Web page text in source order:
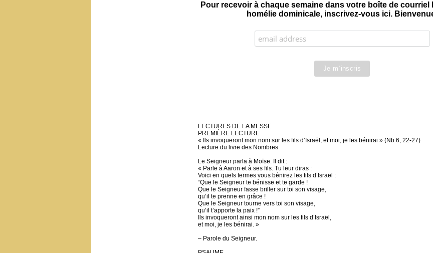
Pour recevoir à chaque semaine dans votre boîte de courriel
homélie dominicale, inscrivez-vous ici.
LECTURES DE LA MESSE
PREMIÈRE LECTURE
« Ils invoqueront mon nom sur les fils d’Israël, et moi, je les bénirai » (Nb 6, 22-27)
Lecture du livre des Nombres
Le Seigneur parla à Moïse. Il dit :
« Parle à Aaron et à ses fils. Tu leur diras :
Voici en quels termes vous bénirez les fils d’Israël :
“Que le Seigneur te bénisse et te garde !
Que le Seigneur fasse briller sur toi son visage,
qu’il te prenne en grâce !
Que le Seigneur tourne vers toi son visage,
qu’il t’apporte la paix !”
Ils invoqueront ainsi mon nom sur les fils d’Israël,
et moi, je les bénirai. »
– Parole du Seigneur.